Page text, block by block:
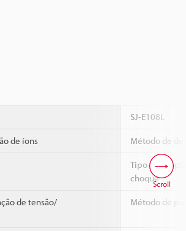
SJ-E108L
de íons Método de
Tipo de
choque
de tensão/
Método de
Scroll